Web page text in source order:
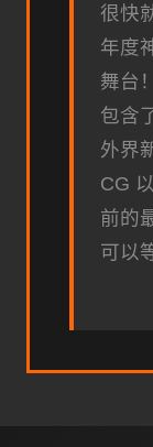
很快
年度
舞台
包含
外界
CG
前的
可以